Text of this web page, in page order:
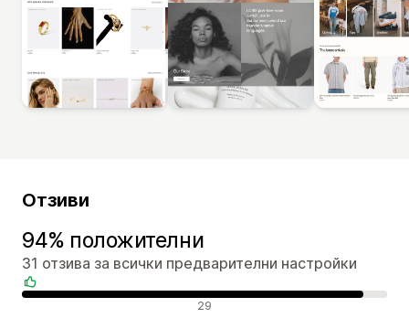
Отзиви
94% положителни
31 отзива за всички предварителни настройки
Положителни отзиви 29